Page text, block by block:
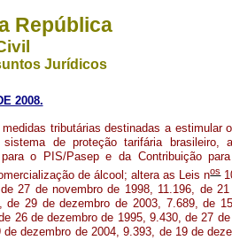
República
Jurídicos
2008.
medidas tributárias destinadas a
de proteção tarifária brasileiro,
para o PIS/Pasep e da Contribuição
de álcool; altera as Leis nos
27 de novembro de 1998, 11.196, de
de 29 de dezembro de 2003, 7.689, de
26 de dezembro de 1995, 9.430, de 27
de dezembro de 2004, 9.393, de 19 de